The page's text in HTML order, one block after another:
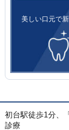
美しい口元で
初台駅徒歩1分、
診療